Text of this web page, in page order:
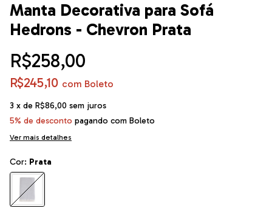
Manta Decorativa para Sofá
Hedrons - Chevron Prata
R$258,00
R$245,10 com Boleto
3 x de R$86,00 sem juros
5% de desconto pagando com Boleto
Ver mais detalhes
Cor: Prata